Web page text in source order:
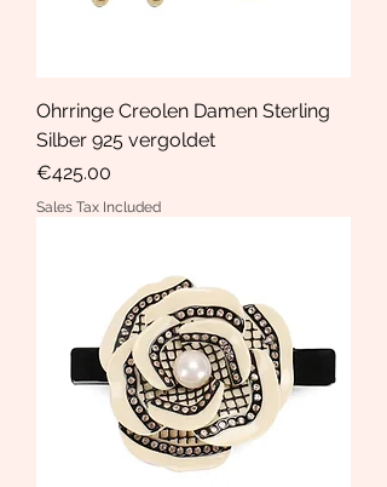
Ohrringe Creolen Damen Sterling
Silber 925 vergoldet
Price
€425.00
Sales Tax Included